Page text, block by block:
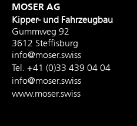
MOSER AG
Kipper- und Fahrzeugbau
Gummweg 92
3612 Steffisburg
info@moser.swiss
Tel. +41 (0)33 439 04 04
info@moser.swiss
www.moser.swiss